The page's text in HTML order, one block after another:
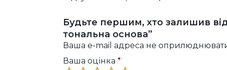
Будьте першим, хто залишив
тональна основа”
Ваша e-mail адреса не
Ваша оцінка *